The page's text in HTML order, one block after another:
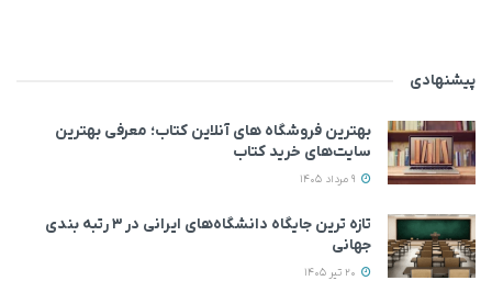
پیشنهادی
بهترین فروشگاه های آنلاین کتاب؛ معرفی بهترین
سایت‌های خرید کتاب
تازه ترین جایگاه دانشگاه‌های ایرانی در ۳ رتبه بندی
جهانی